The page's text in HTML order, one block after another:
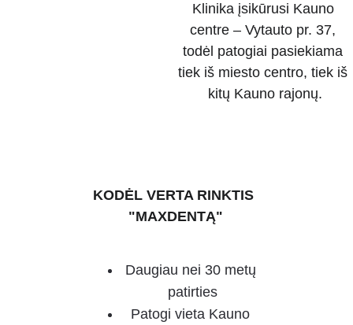
Klinika įsikūrusi Kauno
centre – Vytauto pr. 37,
todėl patogiai pasiekiama
tiek iš miesto centro, tiek iš
kitų Kauno rajonų.
Daugiau nei 30 metų
patirties
Patogi vieta Kauno
KODĖL VERTA RINKTIS
"MAXDENTĄ"